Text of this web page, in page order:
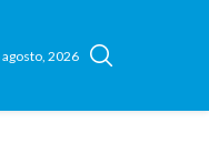
agosto, 2026